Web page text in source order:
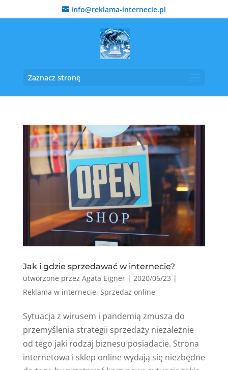
info@reklama-internecie.pl
Zaznacz stronę
Jak i gdzie sprzedawać w internecie?
utworzone przez Agata Eigner| 2020/06/23 |
Reklama w internecie, Sprzedaż online
Sytuacja z wirusem i pandemią zmusza do
przemyślenia strategii sprzedaży niezależnie
od tego jaki rodzaj biznesu posiadacie. Strona
internetowa i sklep online wydają się niezbędne